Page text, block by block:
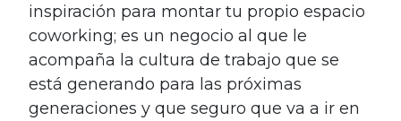
inspiración para montar tu propio espacio
coworking; es un negocio al que le
acompaña la cultura de trabajo que se
está generando para las próximas
generaciones y que seguro que va a ir en